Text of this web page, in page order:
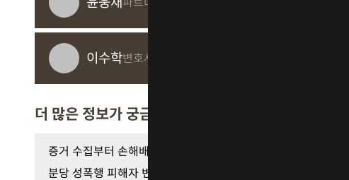
이수학변호사/변리사
더 많은 정보가 궁금하다면